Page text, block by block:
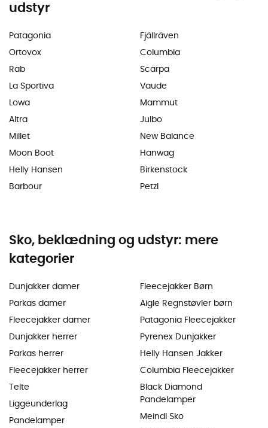
udstyr
Patagonia
Ortovox
Rab
La Sportiva
Lowa
Altra
Millet
Moon Boot
Helly Hansen
Barbour
Fjällräven
Columbia
Scarpa
Vaude
Mammut
Julbo
New Balance
Hanwag
Birkenstock
Petzl
Sko, beklædning og udstyr: mere
kategorier
Dunjakker damer
Parkas damer
Fleecejakker damer
Dunjakker herrer
Parkas herrer
Fleecejakker herrer
Telte
Liggeunderlag
Pandelamper
Fleecejakker Børn
Aigle Regnstøvler børn
Patagonia Fleecejakker
Pyrenex Dunjakker
Helly Hansen Jakker
Columbia Fleecejakker
Black Diamond
Pandelamper
Meindl Sko